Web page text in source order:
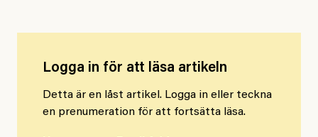
Logga in för att läsa artikeln
Detta är en låst artikel. Logga in eller teckna
en prenumeration för att fortsätta läsa.